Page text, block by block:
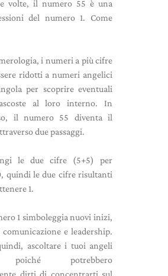
volte, il numero 55 è una
del numero 1. Come
i numeri a più cifre
ridotti a numeri angelici
per scoprire eventuali
al loro interno. In
il numero 55 diventa il
due passaggi.
le due cifre (5+5) per
quindi le due cifre risultanti
1.
1 simboleggia nuovi inizi,
e leadership.
ascoltare i tuoi angeli
poiché potrebbero
dirti di concentrarti sul